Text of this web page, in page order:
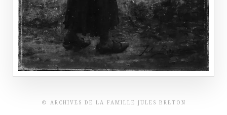
© ARCHIVES DE LA FAMILLE JULES BRETON